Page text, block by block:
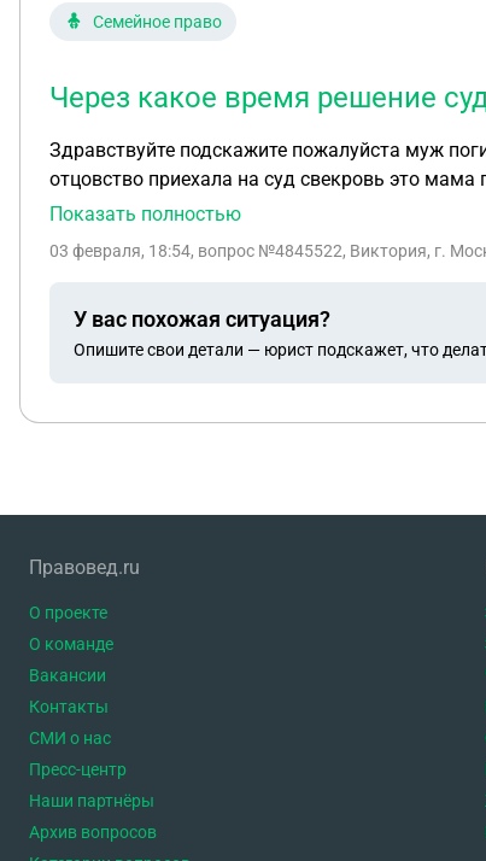
Семейное право
Через какое время решение
Здравствуйте подскажите пожалуйста муж
отцовство приехала на суд свекровь это
Показать полностью
03 февраля, 18:54, вопрос №4845522, Виктория, г.
У вас похожая ситуация?
Опишите свои детали — юрист подскажет, что
Правовед.ru
О проекте
О команде
Вакансии
Контакты
СМИ о нас
Пресс-центр
Наши партнёры
Архив вопросов